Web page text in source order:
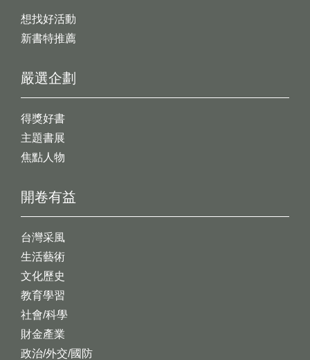
想找好活動
新書特推薦
開卷有益
台灣采風
生活藝術
文化歷史
教育學習
社會/科學
財金產業
政治/外交/國防
嚴選企劃
得獎好書
主題書展
焦點人物